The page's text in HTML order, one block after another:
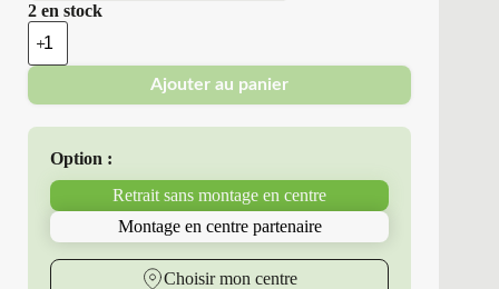
2 en stock
quantité
de
Continental
Pneu
Occasion
235/55R18
100
ECOCONTACT
Ajouter au panier
Option :
Retrait sans montage en centre
Montage en centre partenaire
Choisir mon centre